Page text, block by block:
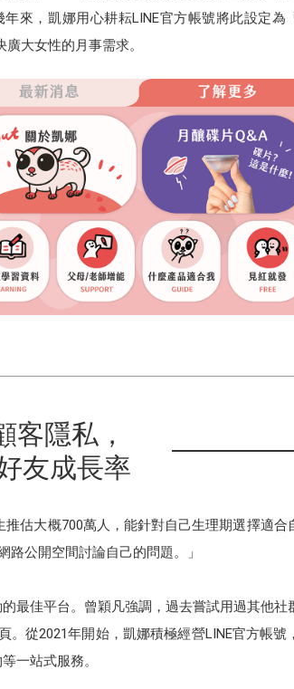
來，凱娜用心耕耘LINE官方帳號將此設定為
大女性的月事需求。
客隱私，
友成長率
估大概700萬人，能針對自己生理期選擇適合
公開空間討論自己的問題。」
最佳平台。曾穎凡強調，過去嘗試用過其他社
從2021年開始，凱娜積極經營LINE官方帳號
一站式服務。